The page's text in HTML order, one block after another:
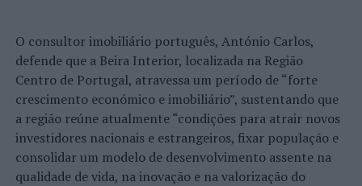
PRÓXIMO
MAR Shopping Food Experience regressa em 2022 com
propostas irresistíveis
NÃO PERCA
Voleibol de Praia: Pedrosa/Campos no Future de Madrid
O consultor imobiliário português, António Carlos,
defende que a Beira Interior, localizada na Região
Centro de Portugal, atravessa um período de “forte
crescimento económico e imobiliário”, sustentando que
a região reúne atualmente “condições para atrair novos
investidores nacionais e estrangeiros, fixar população e
consolidar um modelo de desenvolvimento assente na
qualidade de vida, na inovação e na valorização do